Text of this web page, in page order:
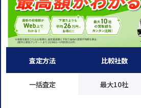
査定方法
一括査定
比較社数
最大10社